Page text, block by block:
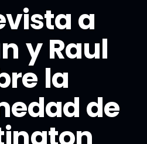
a
y Raul
la
de